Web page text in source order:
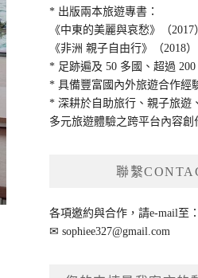
* 出版兩本旅遊專書：
《中東的美麗與哀愁》（2017
《非洲 親子自由行》（2018）
* 足跡遍及 50 多國、超過
* 具備豐富國內外旅遊合作經
* 深耕於自助旅行、親子旅遊
多元旅遊體驗之跨平台內容創
聯繫
各項邀約與合作，請e-mail至：
✉sophiee327@gmail.com